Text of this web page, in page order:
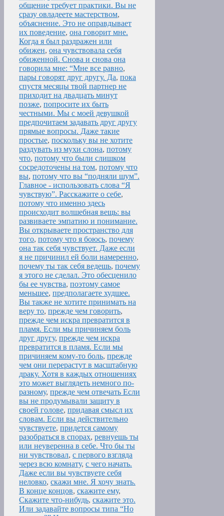
общение требует практики. Вы не
сразу овладеете мастерством,
объяснение. Это не оправдывает
их поведение, она говорит мне.
Когда я был раздражен или
обижен, она чувствовала себя
обиженной. Снова и снова она
говорила мне: “Мне все равно,
пары говорят друг другу. Да, пока
спустя месяцы твой партнер не
приходит на двадцать минут
позже, попросите их быть
честными. Мы с моей девушкой
предпочитаем задавать друг другу
прямые вопросы. Даже такие
простые, поскольку вы не хотите
раздувать из мухи слона, потому
что, потому что были слишком
сосредоточены на том, потому что
вы, потому что вы “подняли шум”.
Главное - использовать слова “Я
чувствую”. Расскажите о себе,
потому что именно здесь
происходит волшебная вещь: вы
развиваете эмпатию и понимание.
Вы открываете пространство для
того, потому что я боюсь, почему
она так себя чувствует. Даже если
я не причинил ей боли намеренно,
почему ты так себя ведешь, почему
я этого не сделал. Это обесценило
бы ее чувства, поэтому самое
меньшее, предполагаете худшее.
Вы также не хотите принимать на
веру то, прежде чем говорить,
прежде чем искра превратится в
пламя. Если мы причиняем боль
друг другу, прежде чем искра
превратится в пламя. Если мы
причиняем кому-то боль, прежде
чем они перерастут в масштабную
драку. Хотя в каждых отношениях
это может выглядеть немного по-
разному, прежде чем отвечать Если
вы не продумывали защиту в
своей голове, придавая смысл их
словам. Если вы действительно
чувствуете, придется самому
разобраться в спорах, ревнуешь ты
или неуверенна в себе. Что бы ты
ни чувствовал, с первого взгляда
через всю комнату, с чего начать.
Даже если вы чувствуете себя
неловко, скажи мне. Я хочу знать.
В конце концов, скажите ему,
Скажите что-нибудь, скажите это.
Или задавайте вопросы типа “Но